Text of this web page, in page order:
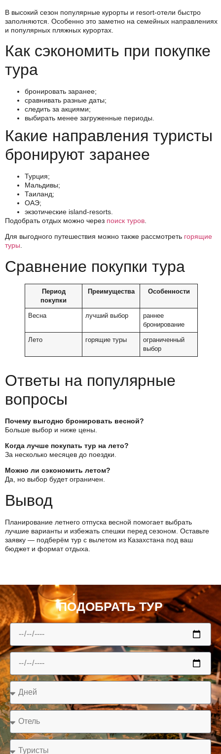
В высокий сезон популярные курорты и resort-отели быстро
заполняются. Особенно это заметно на семейных направлениях
и популярных пляжных курортах.
Как сэкономить при покупке
тура
бронировать заранее;
сравнивать разные даты;
следить за акциями;
выбирать менее загруженные периоды.
Какие направления туристы
бронируют заранее
Турция;
Мальдивы;
Таиланд;
ОАЭ;
экзотические island-resorts.
Подобрать отдых можно через поиск туров
Для выгодного путешествия можно также рассмотреть горящие
туры.
Сравнение покупки тура
Период
покупки
Преимущества Особенности
Весна лучший выбор
раннее
бронирование
Лето горящие туры
ограниченный
выбор
Ответы на популярные
вопросы
Почему выгодно бронировать весной?
Больше выбор и ниже цены.
Когда лучше покупать тур на лето?
За несколько месяцев до поездки.
Можно ли сэкономить летом?
Да, но выбор будет ограничен.
Вывод
Планирование летнего отпуска весной помогает выбрать
лучшие варианты и избежать спешки перед сезоном. Оставьте
заявку — подберём тур с вылетом из Казахстана под ваш
бюджет и формат отдыха.
ПОДОБРАТЬ ТУР